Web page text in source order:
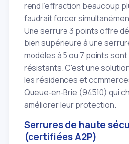
rend l'effraction beaucoup
faudrait forcer
Une serrure 3 points offre
bien supérieure à une
modèles à 5 ou 7 points
résistants. C'est une
les résidences et
Queue‑en‑Brie (94510) qui
améliorer leur protection.
Serrures de haute
(certifiées A2P)